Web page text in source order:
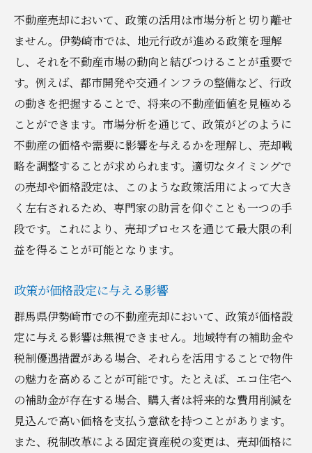
不動産売却において、政策の活用は市場分析と切り離せ
ません。伊勢崎市では、地元行政が進める政策を理解
し、それを不動産市場の動向と結びつけることが重要で
す。例えば、都市開発や交通インフラの整備など、行政
の動きを把握することで、将来の不動産価値を見極める
ことができます。市場分析を通じて、政策がどのように
不動産の価格や需要に影響を与えるかを理解し、売却戦
略を調整することが求められます。適切なタイミングで
の売却や価格設定は、このような政策活用によって大き
く左右されるため、専門家の助言を仰ぐことも一つの手
段です。これにより、売却プロセスを通じて最大限の利
益を得ることが可能となります。
政策が価格設定に与える影響
群馬県伊勢崎市での不動産売却において、政策が価格設
定に与える影響は無視できません。地域特有の補助金や
税制優遇措置がある場合、それらを活用することで物件
の魅力を高めることが可能です。たとえば、エコ住宅へ
の補助金が存在する場合、購入者は将来的な費用削減を
見込んで高い価格を支払う意欲を持つことがあります。
また、税制改革による固定資産税の変更は、売却価格に